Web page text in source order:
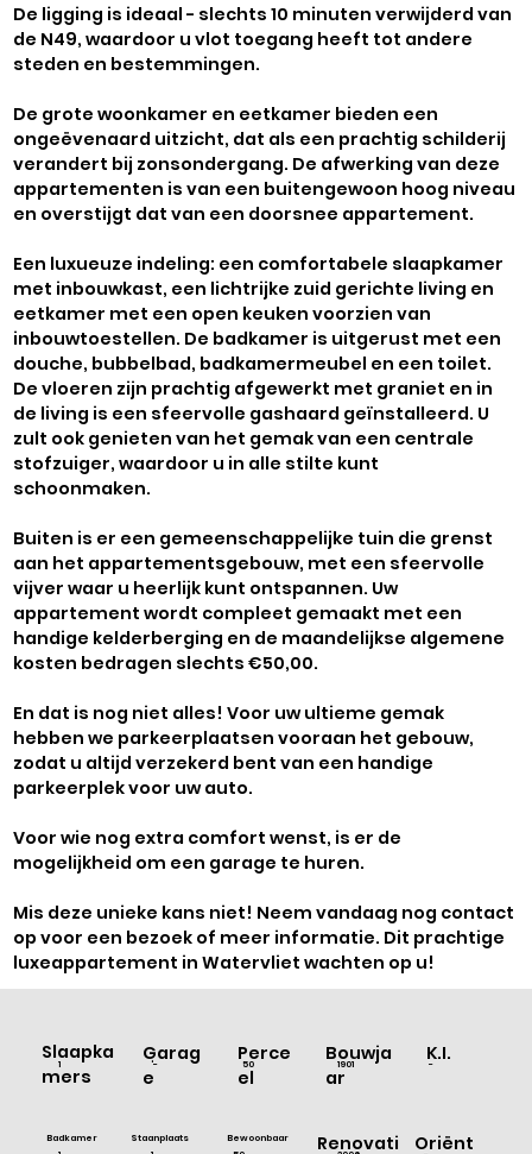
De ligging is ideaal - slechts 10 minuten verwijderd van
de N49, waardoor u vlot toegang heeft tot andere
steden en bestemmingen.
De grote woonkamer en eetkamer bieden een
ongeëvenaard uitzicht, dat als een prachtig schilderij
verandert bij zonsondergang. De afwerking van deze
appartementen is van een buitengewoon hoog niveau
en overstijgt dat van een doorsnee appartement.
Een luxueuze indeling: een comfortabele slaapkamer
met inbouwkast, een lichtrijke zuid gerichte living en
eetkamer met een open keuken voorzien van
inbouwtoestellen. De badkamer is uitgerust met een
douche, bubbelbad, badkamermeubel en een toilet.
De vloeren zijn prachtig afgewerkt met graniet en in
de living is een sfeervolle gashaard geïnstalleerd. U
zult ook genieten van het gemak van een centrale
stofzuiger, waardoor u in alle stilte kunt
schoonmaken.
Buiten is er een gemeenschappelijke tuin die grenst
aan het appartementsgebouw, met een sfeervolle
vijver waar u heerlijk kunt ontspannen. Uw
appartement wordt compleet gemaakt met een
handige kelderberging en de maandelijkse algemene
kosten bedragen slechts €50,00.
En dat is nog niet alles! Voor uw ultieme gemak
hebben we parkeerplaatsen vooraan het gebouw,
zodat u altijd verzekerd bent van een handige
parkeerplek voor uw auto.
Voor wie nog extra comfort wenst, is er de
mogelijkheid om een garage te huren.
Mis deze unieke kans niet! Neem vandaag nog contact
op voor een bezoek of meer informatie. Dit prachtige
luxeappartement in Watervliet wachten op u!
Bewoonbaar
50
Perce
el
Staanplaats
'-
Garag
e
Badkamer
1
Slaapka
mers
1901
Bouwja
ar
Renovati
K.I.
Oriënt
-